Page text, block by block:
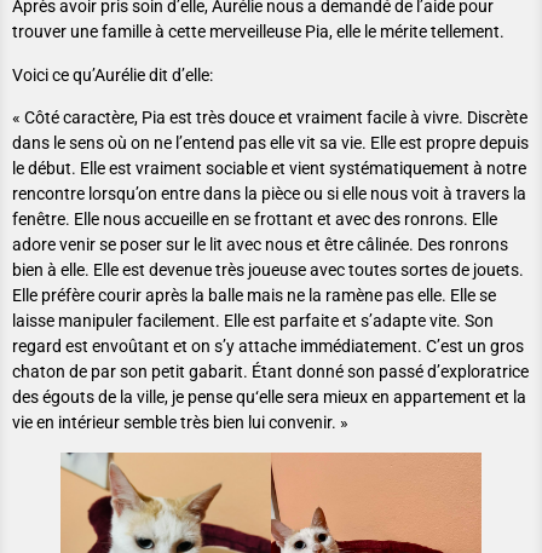
Après avoir pris soin d’elle, Aurélie nous a demandé de l’aide pour
trouver une famille à cette merveilleuse Pia, elle le mérite tellement.
Voici ce qu’Aurélie dit d’elle:
« Côté caractère, Pia est très douce et vraiment facile à vivre. Discrète
dans le sens où on ne l’entend pas elle vit sa vie. Elle est propre depuis
le début. Elle est vraiment sociable et vient systématiquement à notre
rencontre lorsqu’on entre dans la pièce ou si elle nous voit à travers la
fenêtre. Elle nous accueille en se frottant et avec des ronrons. Elle
adore venir se poser sur le lit avec nous et être câlinée. Des ronrons
bien à elle. Elle est devenue très joueuse avec toutes sortes de jouets.
Elle préfère courir après la balle mais ne la ramène pas elle. Elle se
laisse manipuler facilement. Elle est parfaite et s’adapte vite. Son
regard est envoûtant et on s’y attache immédiatement. C’est un gros
chaton de par son petit gabarit. Étant donné son passé d’exploratrice
des égouts de la ville, je pense qu‘elle sera mieux en appartement et la
vie en intérieur semble très bien lui convenir. »